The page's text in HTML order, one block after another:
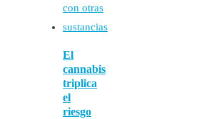
El
cannabis
triplica
el
riesgo